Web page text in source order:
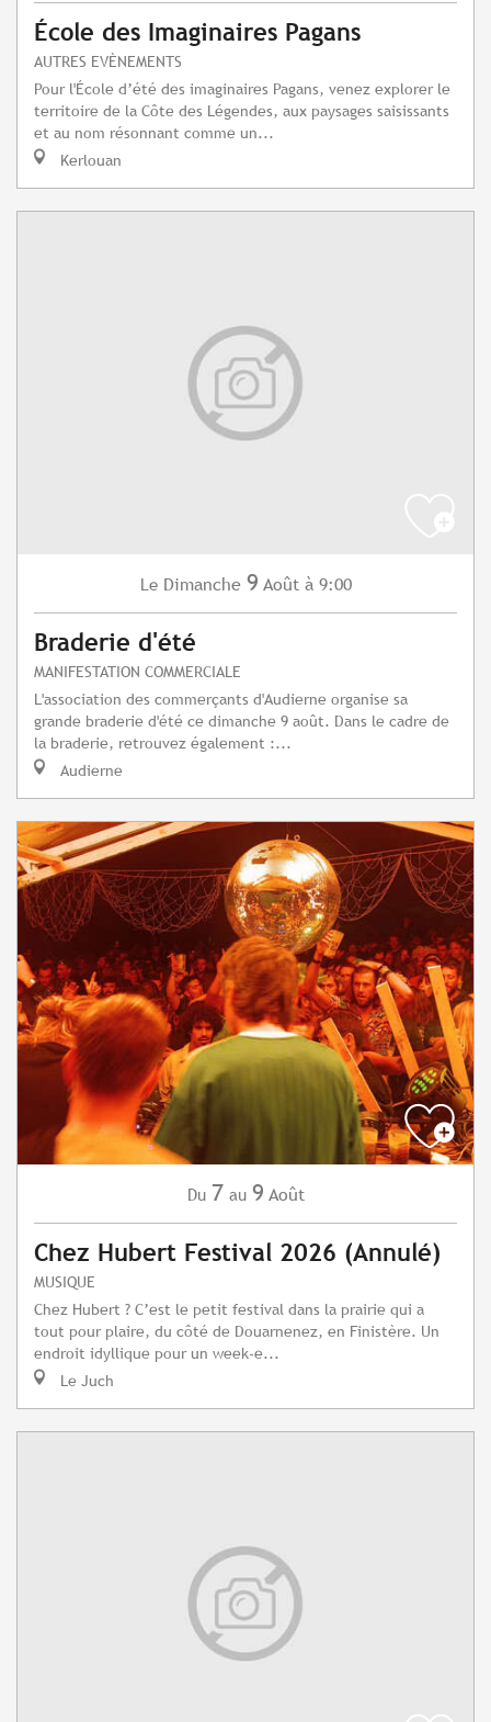
École des Imaginaires Pagans
AUTRES EVÈNEMENTS
Pour l'École d’été des imaginaires Pagans, venez explorer le
territoire de la Côte des Légendes, aux paysages saisissants
et au nom résonnant comme un...
Kerlouan
Le Dimanche 9 Août à 9:00
Braderie d'été
MANIFESTATION COMMERCIALE
L'association des commerçants d'Audierne organise sa
grande braderie d'été ce dimanche 9 août. Dans le cadre de
la braderie, retrouvez également :...
Audierne
Du 7 au 9 Août
Chez Hubert Festival 2026 (Annulé)
MUSIQUE
Chez Hubert ? C’est le petit festival dans la prairie qui a
tout pour plaire, du côté de Douarnenez, en Finistère. Un
endroit idyllique pour un week-e...
Le Juch